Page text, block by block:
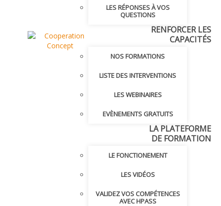
LES RÉPONSES À VOS
QUESTIONS
RENFORCER LES
CAPACITÉS
NOS FORMATIONS
LISTE DES INTERVENTIONS
LES WEBINAIRES
EVÈNEMENTS GRATUITS
LA PLATEFORME
DE FORMATION
LE FONCTIONEMENT
LES VIDÉOS
VALIDEZ VOS COMPÉTENCES
AVEC HPASS